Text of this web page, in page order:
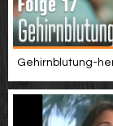
Gehirnblutung-